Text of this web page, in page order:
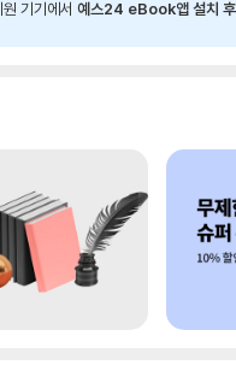
기기에서 예스24 eBook앱 설치 후